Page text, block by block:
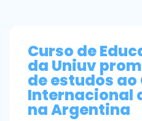
Curso de
da Uniuv
de estudos ao
Internacional
na Argentina